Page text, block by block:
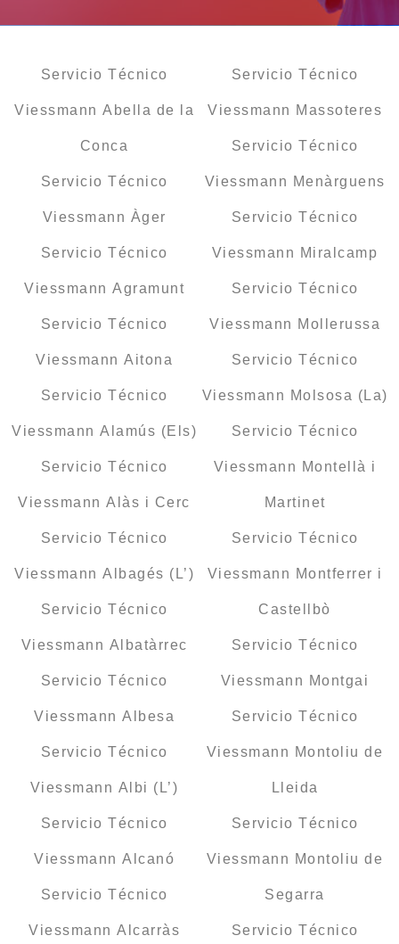
Servicio Técnico
Viessmann Abella de la
Conca
Servicio Técnico
Viessmann Àger
Servicio Técnico
Viessmann Agramunt
Servicio Técnico
Viessmann Aitona
Servicio Técnico
Viessmann Alamús (Els)
Servicio Técnico
Viessmann Alàs i Cerc
Servicio Técnico
Viessmann Albagés (L’)
Servicio Técnico
Viessmann Albatàrrec
Servicio Técnico
Viessmann Albesa
Servicio Técnico
Viessmann Albi (L’)
Servicio Técnico
Viessmann Alcanó
Servicio Técnico
Viessmann Alcarràs
Servicio Técnico
Viessmann Massoteres
Servicio Técnico
Viessmann Menàrguens
Servicio Técnico
Viessmann Miralcamp
Servicio Técnico
Viessmann Mollerussa
Servicio Técnico
Viessmann Molsosa (La)
Servicio Técnico
Viessmann Montellà i
Martinet
Servicio Técnico
Viessmann Montferrer i
Castellbò
Servicio Técnico
Viessmann Montgai
Servicio Técnico
Viessmann Montoliu de
Lleida
Servicio Técnico
Viessmann Montoliu de
Segarra
Servicio Técnico